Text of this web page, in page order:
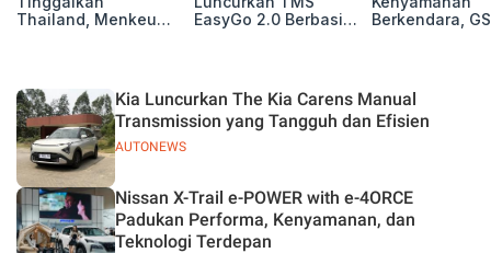
Thailand, Menkeu
Basis Produksi
ASEAN
EasyGo 2.0 Berbasis
Berkendara,
AUTONEWS
Kia Luncurkan The Kia Carens Manual
Transmission yang Tangguh dan Efisien
Nissan X-Trail e-POWER with e-4ORCE
Padukan Performa, Kenyamanan, dan
Teknologi Terdepan